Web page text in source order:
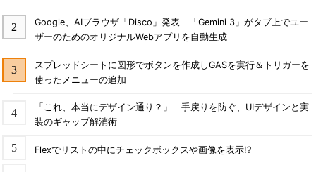
Google、AIブラウザ「Disco」発表 「Gemini 3」がタブ上でユー
ザーのためのオリジナルWebアプリを自動生成
スプレッドシートに図形でボタンを作成しGASを実行＆トリガーを
使ったメニューの追加
「これ、本当にデザイン通り？」 手戻りを防ぐ、UIデザインと実
装のギャップ解消術
Flexでリストの中にチェックボックスや画像を表示!?